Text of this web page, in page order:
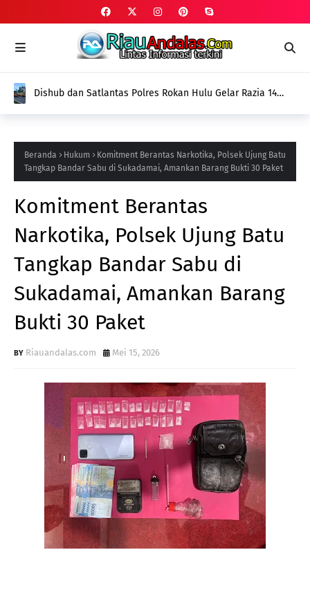
Dishub dan Satlantas Polres Rokan Hulu Gelar Razia 14
Aturan
Beranda Hukum
Komitment Berantas Narkotika, Polsek Ujung Batu
Tangkap Bandar Sabu di Sukadamai, Amankan Barang Bukti 30 Paket
Komitment Berantas
Narkotika, Polsek Ujung Batu
Tangkap Bandar Sabu di
Sukadamai, Amankan Barang
Bukti 30 Paket
Riauandalas.com Mei 15, 2026